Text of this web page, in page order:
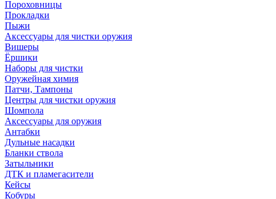
Пороховницы
Прокладки
Пыжи
Аксессуары для чистки оружия
Вишеры
Ёршики
Наборы для чистки
Оружейная химия
Патчи, Тампоны
Центры для чистки оружия
Шомпола
Аксессуары для оружия
Антабки
Дульные насадки
Бланки ствола
Затыльники
ДТК и пламегасители
Кейсы
Кобуры